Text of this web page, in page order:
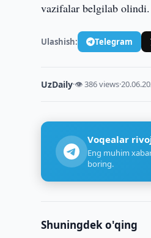
vazifalar belgilab olindi.
Ulashish: Telegram
UzDaily·👁 386 views·
Voqealar
Eng muhim
boring.
Shuningdek o'qing